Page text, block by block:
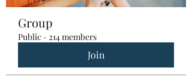
Group
Public · 214 members
Join